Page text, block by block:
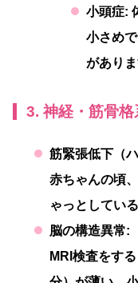
小頭症:
小さめ
がありま
3. 神経・筋骨
筋緊張低下（
赤ちゃんの頃
ゃっとしてい
脳の構造異常:
MRI検査をす